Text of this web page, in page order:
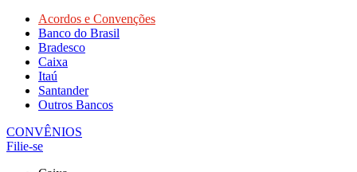
Acordos e Convenções
Banco do Brasil
Bradesco
Caixa
Itaú
Santander
Outros Bancos
CONVÊNIOS
Filie-se